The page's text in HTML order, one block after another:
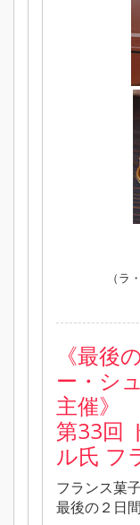
（ラ
《最後
ー・シ
主催》
第33回
ル氏 フ
フランス菓
最後の２日